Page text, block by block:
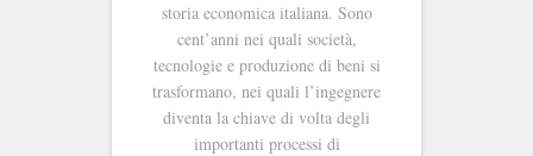
storia economica italiana. Sono
cent’anni nei quali società,
tecnologie e produzione di beni si
trasformano, nei quali l’ingegnere
diventa la chiave di volta degli
importanti processi di